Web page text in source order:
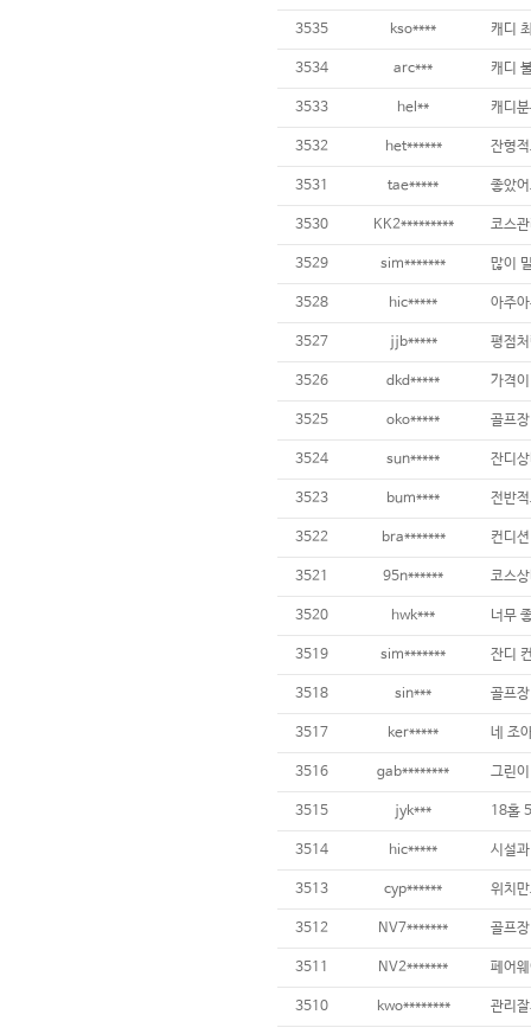
3535 kso****
3534 arc***
3533 hel**
3532 het******
3531 tae*****
3530 KK2*********
3529 sim*******
3528 hic***** 아주
3527 jjb***** 평점
3526 dkd*****
3525 oko*****
3524 sun***** 잔디
3523 bum****
3522 bra*******
3521 95n******
3520 hwk***
3519 sim******* 잔디
3518 sin***
3517 ker***** 네 조
3516 gab******** 그린
3515 jyk***
3514 hic*****
3513 cyp******
3512 NV7*******
3511 NV2*******
3510 kwo********